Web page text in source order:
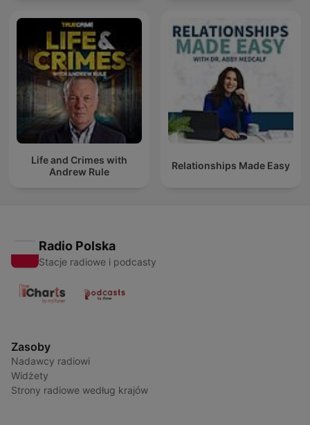
Life and Crimes with
Andrew Rule
Relationships Made Easy
Radio Polska
Stacje radiowe i podcasty
Zasoby
Nadawcy radiowi
Widżety
Strony radiowe według krajów